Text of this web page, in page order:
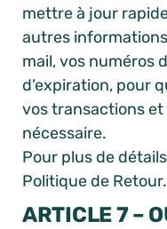
mettre à jour
autres
mail, vos numéros
d’expiration, pour
vos transactions
nécessaire.
Pour plus de
Politique de Retour.
ARTICLE 7 –